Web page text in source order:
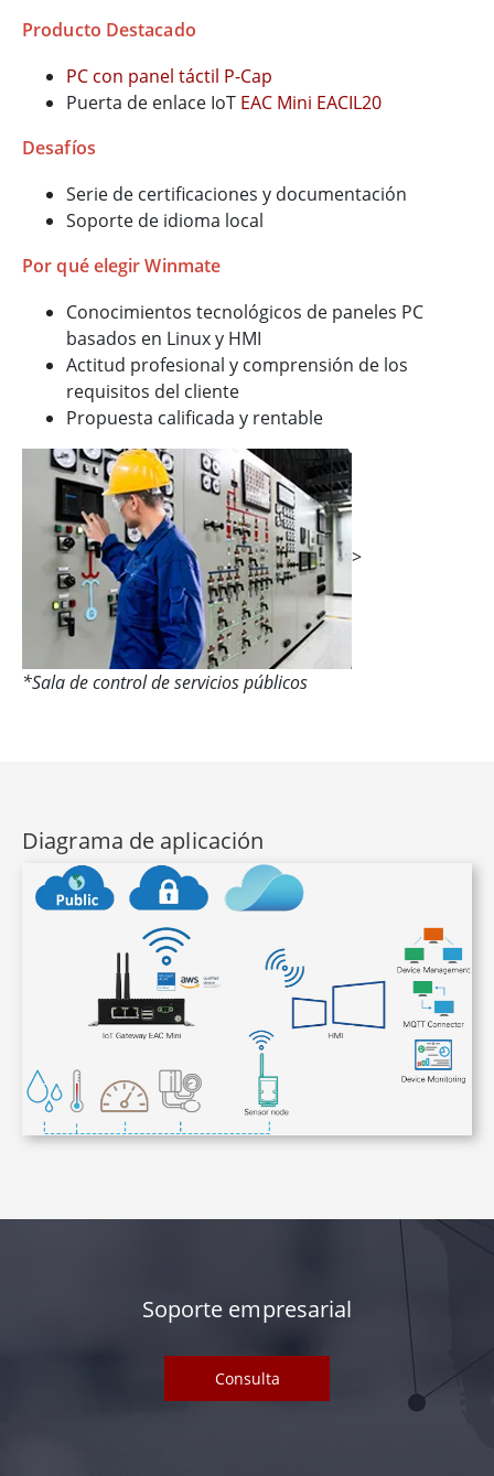
Producto Destacado
PC con panel táctil P-Cap
Puerta de enlace IoT EAC Mini EACIL20
Desafíos
Serie de certificaciones y documentación
Soporte de idioma local
Por qué elegir Winmate
Conocimientos tecnológicos de paneles PC
basados en Linux y HMI
Actitud profesional y comprensión de los
requisitos del cliente
Propuesta calificada y rentable
>
*Sala de control de servicios públicos
Diagrama de aplicación
Soporte empresarial
Consulta